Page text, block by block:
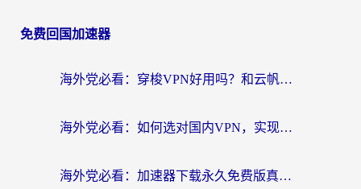
免费回国加速器
海外党必看：穿梭VPN好用吗？和云帆VPN对比哪个回国效果更好？附真实测评+避坑指南
海外党必看：如何选对国内VPN，实现无缝访问国内资源？
海外党必看：加速器下载永久免费版真的存在吗？教你无缝访问国内资源的正确姿势